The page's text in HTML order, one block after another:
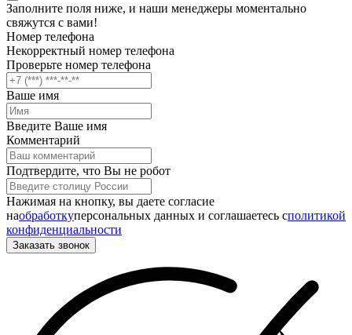
Заполните поля ниже, и наши менеджеры моментально
свяжутся с вами!
Номер телефона
Некорректный номер телефона
Проверьте номер телефона
Ваше имя
Введите Ваше имя
Комментарий
Подтвердите, что Вы не робот
Нажимая на кнопку, вы даете согласие
наобработкуперсональных данных и соглашаетесь cполитикой
конфиденциальности
Заказать звонок